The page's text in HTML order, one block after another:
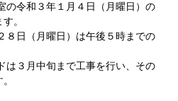
令和３年１月４日（月曜日）の
。
日（月曜日）は午後５時までの
３月中旬まで工事を行い、その